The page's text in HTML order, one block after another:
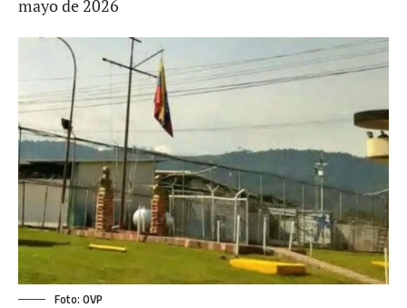
mayo de 2026
Foto: OVP